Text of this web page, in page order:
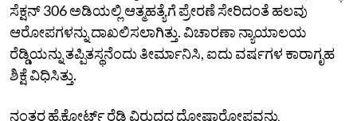
ಸೆಕ್ಷನ್ 306 ಅಡಿಯಲ್ಲಿ ಆತ್ಮಹತ್ಯೆಗೆ ಪ್ರೇರಣೆ ಸೇರಿದಂತೆ ಹಲವು
ಆರೋಪಗಳನ್ನು ದಾಖಲಿಸಲಾಗಿತ್ತು. ವಿಚಾರಣಾ ನ್ಯಾಯಾಲಯ
ರೆಡ್ಡಿಯನ್ನು ತಪ್ಪಿತಸ್ಥನೆಂದು ತೀರ್ಮಾನಿಸಿ, ಐದು ವರ್ಷಗಳ ಕಾರಾಗೃಹ
ಶಿಕ್ಷೆ ವಿಧಿಸಿತ್ತು.
ನಂತರ ಹೈಕೋರ್ಟ್‌ ರೆಡ್ಡಿ ವಿರುದ್ಧದ ದೋಷಾರೋಪವನ್ನು